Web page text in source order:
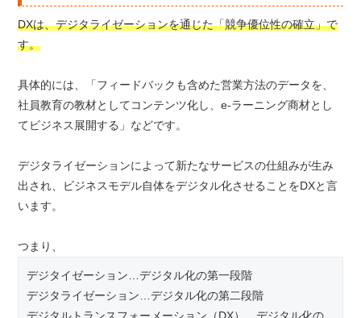
DXは、デジタライゼーションを通じた「競争優位性の確立」で
す。
具体的には、「フィードバックも含めた営業方法のデータを、
社員教育の教材としてコンテンツ化し、e-ラーニング商材とし
てビジネス展開する」などです。
デジタライゼーションによって新たなサービスの仕組みが生み
出され、ビジネスモデル自体をデジタル化させることをDXと言
います。
つまり、
デジタイゼーション…デジタル化の第一段階
デジタライゼーション…デジタル化の第二段階